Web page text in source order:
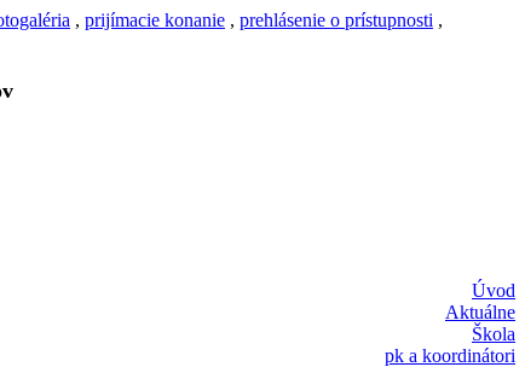
, prijímacie konanie , prehlásenie o prístupnosti ,
Úvod
Aktuálne
Škola
pk a koordinátori